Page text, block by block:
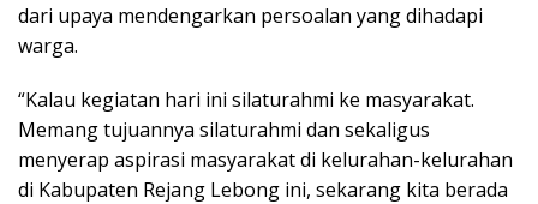
dari upaya mendengarkan persoalan yang dihadapi
warga.
“Kalau kegiatan hari ini silaturahmi ke masyarakat.
Memang tujuannya silaturahmi dan sekaligus
menyerap aspirasi masyarakat di kelurahan-kelurahan
di Kabupaten Rejang Lebong ini, sekarang kita berada